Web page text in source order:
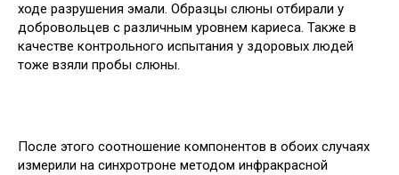
ходе разрушения эмали. Образцы слюны отбирали у
добровольцев с различным уровнем кариеса. Также в
качестве контрольного испытания у здоровых людей
тоже взяли пробы слюны.
После этого соотношение компонентов в обоих случаях
измерили на синхротроне методом инфракрасной